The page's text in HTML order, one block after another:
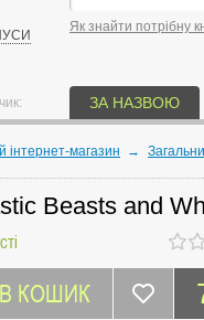
Як знайти потрібну
ЗА НАЗВОЮ
інтернет-магазин →
Beasts and
В КОШИК